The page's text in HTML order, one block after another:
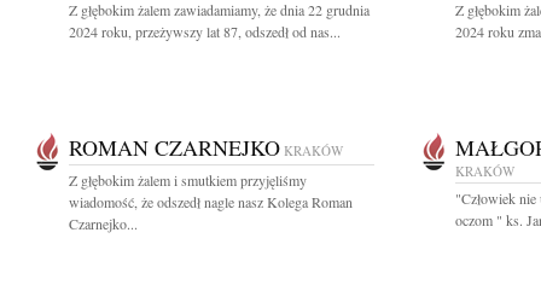
Z głębokim żalem zawiadamiamy, że dnia 22 grudnia
2024 roku, przeżywszy lat 87, odszedł od nas...
Z głębokim
2024 roku
ROMAN CZARNEJKO KRAKÓW
Z głębokim żalem i smutkiem przyjęliśmy
wiadomość, że odszedł nagle nasz Kolega Roman
Czarnejko...
KRAKÓW
"Człowiek
oczom " ks.